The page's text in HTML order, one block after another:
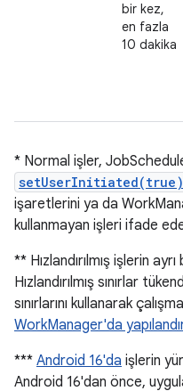
bir kez,
en fazla
10 dakika
* Normal işler,
setUserInitiated(true)
işaretlerini ya da
kullanmayan işleri ifade
** Hızlandırılmış işlerin
Hızlandırılmış sınırlar
sınırlarını kullanarak
WorkManager'da
*** Android 16'da işlerin
Android 16'dan önce,